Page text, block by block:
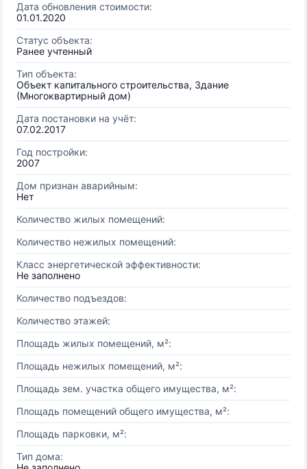
Дата обновления стоимости:
01.01.2020
Статус объекта:
Ранее учтенный
Тип объекта:
Объект капитального строительства, Здание
(Многоквартирный дом)
Дата постановки на учёт:
07.02.2017
Год постройки:
2007
Дом признан аварийным:
Нет
Количество жилых помещений:
Количество нежилых помещений:
Класс энергетической эффективности:
Не заполнено
Количество подъездов:
Количество этажей:
Площадь жилых помещений, м²:
Площадь нежилых помещений, м²:
Площадь зем. участка общего имущества, м²:
Площадь помещений общего имущества, м²:
Площадь парковки, м²:
Тип дома: